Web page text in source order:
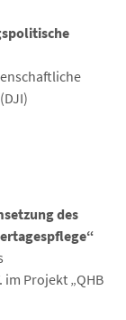
des
Projekt „QHB